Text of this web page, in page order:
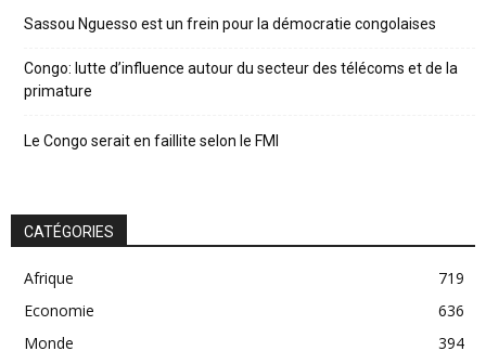
Sassou Nguesso est un frein pour la démocratie congolaises
Congo: lutte d’influence autour du secteur des télécoms et de la
primature
Le Congo serait en faillite selon le FMI
CATÉGORIES
Afrique
719
Economie
636
Monde
394